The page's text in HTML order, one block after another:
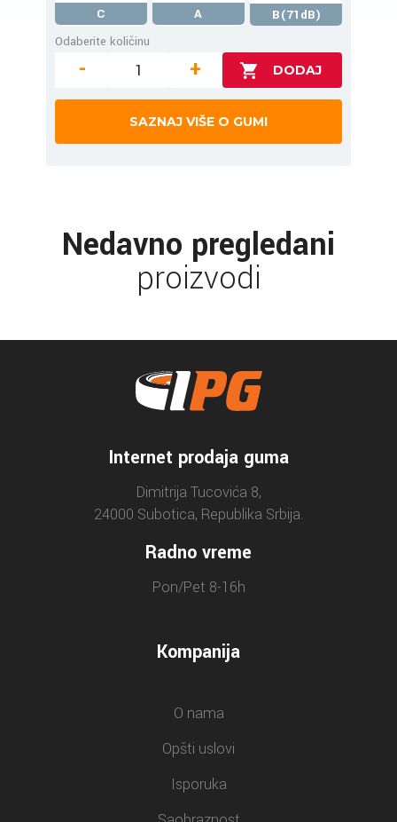
C A
B(71dB)
Odaberite količinu
- +
SAZNAJ VIŠE O GUMI
Nedavno pregledani
proizvodi
Internet prodaja guma
Dimitrija Tucovića 8,
24000 Subotica, Republika Srbija.
Radno vreme
Pon/Pet 8-16h
Kompanija
O nama
Opšti uslovi
Isporuka